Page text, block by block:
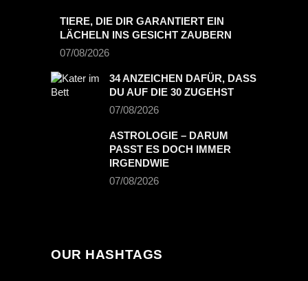
TIERE, DIE DIR GARANTIERT EIN
LÄCHELN INS GESICHT ZAUBERN
07/08/2026
34 ANZEICHEN DAFÜR, DASS
DU AUF DIE 30 ZUGEHST
07/08/2026
ASTROLOGIE – DARUM
PASST ES DOCH IMMER
IRGENDWIE
07/08/2026
OUR HASHTAGS